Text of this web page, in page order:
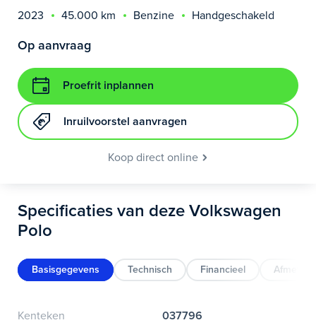
2023
45.000 km Benzine Handgeschakeld
Op aanvraag
Proefrit inplannen
Inruilvoorstel aanvragen
Koop direct online
Specificaties van deze Volkswagen
Polo
Basisgegevens Technisch Financieel
Kenteken
037796